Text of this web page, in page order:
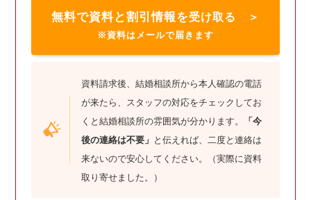
無料で資料と割引情報を受け取る ＞
※資料はメールで届きます
資料請求後、結婚相談所から本人確認の電話
が来たら、スタッフの対応をチェックしてお
くと結婚相談所の雰囲気が分かります。
「今
後の連絡は不要」 と伝えれば、二度と連絡は
来ないので安心してください。（実際に資料
取り寄せました。）